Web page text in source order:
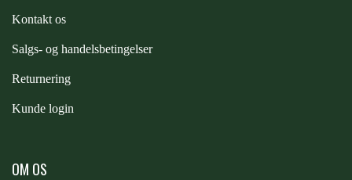
Kontakt os
Salgs- og handelsbetingelser
Returnering
Kunde login
OM OS